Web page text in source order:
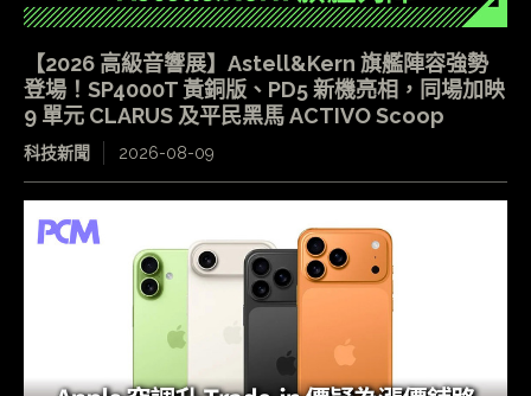
【2026 高級音響展】Astell&Kern 旗艦陣容強勢
登場！SP4000T 黃銅版、PD5 新機亮相，同場加映
9 單元 CLARUS 及平民黑馬 ACTIVO Scoop
科技新聞 2026-08-09